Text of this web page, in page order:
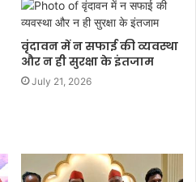
वृंदावन में न सफाई की व्यवस्था
और न ही सुरक्षा के इंतजाम
July 21, 2026